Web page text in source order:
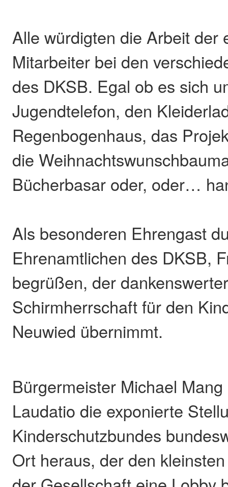
Alle würdigten die Arbeit der
Mitarbeiter bei den
des DKSB. Egal ob es sich
Jugendtelefon, den
Regenbogenhaus, das
die
Bücherbasar oder, oder…
Als besonderen Ehrengast
Ehrenamtlichen des DKSB,
begrüßen, der
Schirmherrschaft für den
Neuwied übernimmt.
Bürgermeister Michael
Laudatio die exponierte
Kinderschutzbundes
Ort heraus, der den